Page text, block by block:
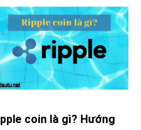
coin là gì? Hướng